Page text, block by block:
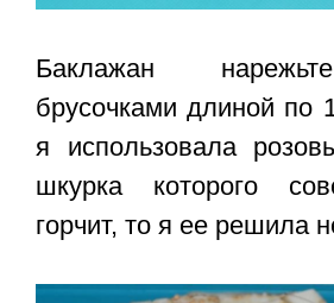
Баклажан
брусочками длиной по
я использовала
шкурка которого
горчит, то я ее решила